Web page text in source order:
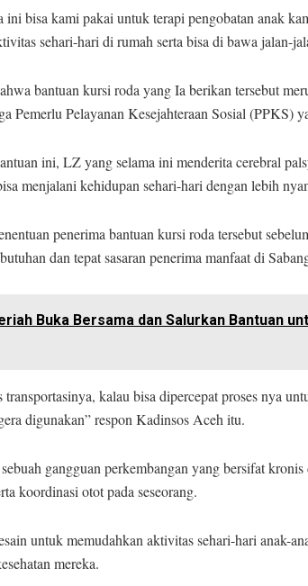
bisa kami pakai untuk terapi pengobatan anak
sehari-hari di rumah serta bisa di bawa jalan-
bantuan kursi roda yang Ia berikan tersebut
Pemerlu Pelayanan Kesejahteraan Sosial (PPKS)
ini, LZ yang selama ini menderita cerebral
menjalani kehidupan sehari-hari dengan lebih
penerima bantuan kursi roda tersebut
dan tepat sasaran penerima manfaat di
Buka Bersama dan Salurkan Bantuan
kalau bisa dipercepat proses nya
digunakan” respon Kadinsos Aceh itu.
gangguan perkembangan yang bersifat
koordinasi otot pada seseorang.
untuk memudahkan aktivitas sehari-hari anak-
mereka.